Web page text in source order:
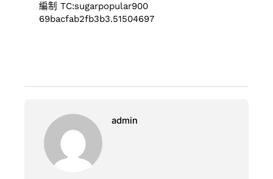
編制 TC:sugarpopular900
69bacfab2fb3b3.51504697
admin